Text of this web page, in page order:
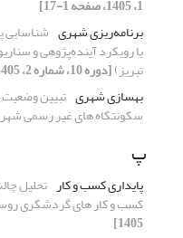
1، 1405، صفحه 1-17]
برنامه‌ریزی شهری شناسایی
با رویکرد آینده‌پژوهی و
تبریز)[دوره 10، شماره 2، 1405]
بهسازی شهری تبیین
سکونتگاه های غیر رسمی
پ
پایداری کسب و کار تحلیل
کسب و کار های گردشگری
1405]